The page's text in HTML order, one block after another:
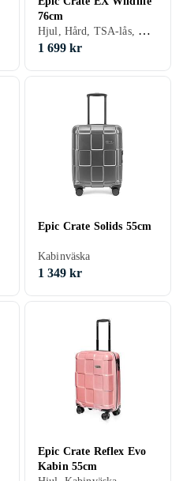
76cm
Hjul, Hård, TSA-lås, Kabinväska
1 699 kr
Epic Crate Solids 55cm
Kabinväska
1 349 kr
Epic Crate Reflex Evo
Kabin 55cm